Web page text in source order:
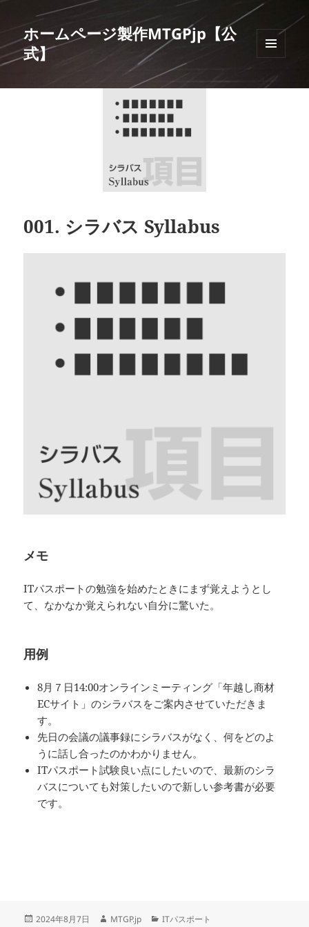
ホームページ製作MTGPjp【公
式】
ィジェ
001. シラバス Syllabus
メモ
ITパスポートの勉強を始めたときにまず覚えようとし
て、なかなか覚えられない自分に驚いた。
用例
8月７日14:00オンラインミーティング「年越し商材
ECサイト」のシラバスをご案内させていただきま
す。
先日の会議の議事録にシラバスがなく、何をどのよ
うに話し合ったのかわかりません。
ITパスポート試験良い点にしたいので、最新のシラ
バスについても対策したいので新しい参考書が必要
です。
投
2024年8月7日
作
MTGP.jp
カ
ITパスポート